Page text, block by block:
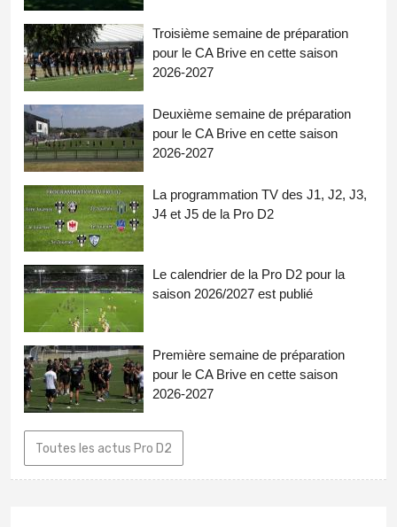
Troisième semaine de préparation
pour le CA Brive en cette saison
2026-2027
Deuxième semaine de préparation
pour le CA Brive en cette saison
2026-2027
La programmation TV des J1, J2, J3,
J4 et J5 de la Pro D2
Le calendrier de la Pro D2 pour la
saison 2026/2027 est publié
Première semaine de préparation
pour le CA Brive en cette saison
2026-2027
Toutes les actus Pro D2